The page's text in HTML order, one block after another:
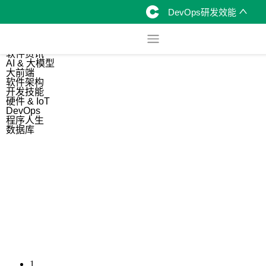
DevOps研发效能
软件资讯
AI & 大模型
大前端
软件架构
开发技能
硬件 & IoT
DevOps
程序人生
数据库
1